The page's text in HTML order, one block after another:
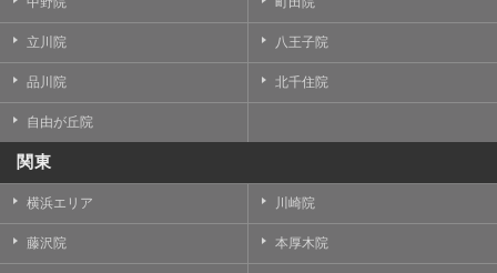
立川院 八王子院
品川院 北千住院
自由が丘院
関東
横浜エリア 川崎院
藤沢院 本厚木院